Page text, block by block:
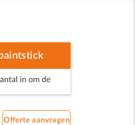
in om de
Offerte aanvragen